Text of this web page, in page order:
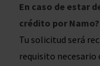
En caso de estar
crédito por Namo?
Tu solicitud será
requisito